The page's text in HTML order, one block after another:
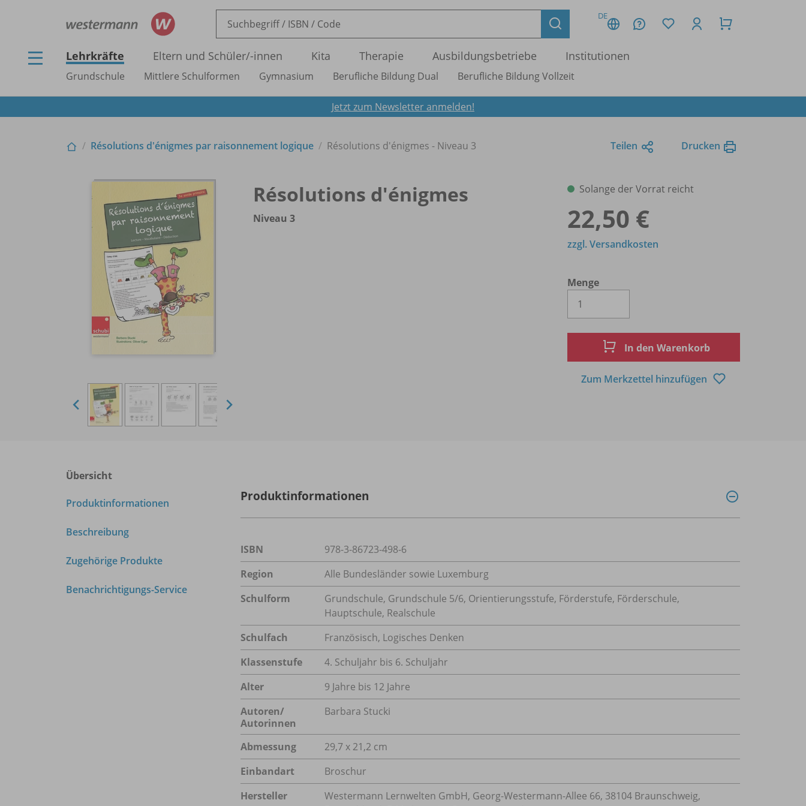
DE
Lehrkräfte Eltern und Schüler/-innen Kita Therapie Ausbildungsbetriebe Institutionen
Grundschule Mittlere Schulformen Gymnasium Berufliche Bildung Dual Berufliche Bildung Vollzeit
Jetzt zum Newsletter anmelden!
Résolutions d'énigmes par raisonnement logique Résolutions d'énigmes - Niveau 3 Teilen Drucken
Résolutions d'énigmes
Niveau 3
Solange der Vorrat reicht
22,50 €
Menge
zzgl. Versandkosten
In den Warenkorb
Zum Merkzettel hinzufügen
Übersicht
Produktinformationen
Beschreibung
Zugehörige Produkte
Benachrichtigungs-Service
Produktinformationen
ISBN
978-3-86723-498-6
Region
Alle Bundesländer sowie Luxemburg
Schulform
Grundschule, Grundschule 5/6, Orientierungsstufe, Förderstufe, Förderschule,
Hauptschule, Realschule
Schulfach
Französisch, Logisches Denken
Klassenstufe
4. Schuljahr bis 6. Schuljahr
Alter
9 Jahre bis 12 Jahre
Autoren/
Autorinnen
Barbara Stucki
Abmessung
29,7 x 21,2 cm
Einbandart
Broschur
Hersteller
Westermann Lernwelten GmbH, Georg-Westermann-Allee 66, 38104 Braunschweig,